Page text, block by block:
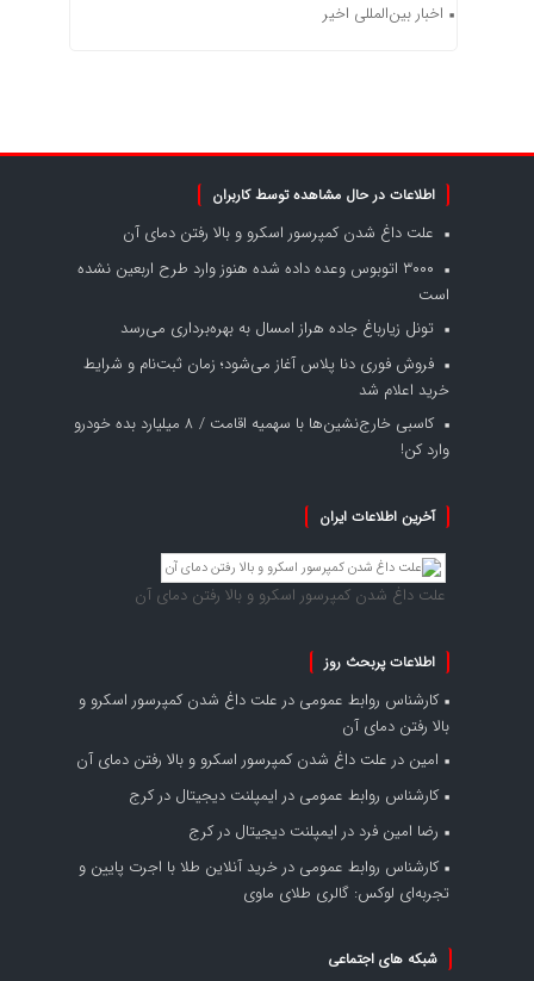
اخبار بین‌المللی اخیر
اطلاعات در حال مشاهده توسط کاربران
علت داغ شدن کمپرسور اسکرو و بالا رفتن دمای آن
۳۰۰۰ اتوبوس وعده داده شده هنوز وارد طرح اربعین نشده
است
تونل زیارباغ جاده هراز امسال به بهره‌برداری می‌رسد
فروش فوری دنا پلاس آغاز می‌شود؛ زمان ثبت‌نام و شرایط
خرید اعلام شد
کاسبی خارج‌نشین‌ها با سهمیه اقامت / ۸ میلیارد بده خودرو
وارد کن!
آخرین اطلاعات ایران
علت داغ شدن کمپرسور اسکرو و بالا رفتن دمای آن
اطلاعات پربحث روز
کارشناس روابط عمومی در علت داغ شدن کمپرسور اسکرو و
بالا رفتن دمای آن
امین در علت داغ شدن کمپرسور اسکرو و بالا رفتن دمای آن
کارشناس روابط عمومی در ایمپلنت دیجیتال در کرج
رضا امین فرد در ایمپلنت دیجیتال در کرج
کارشناس روابط عمومی در خرید آنلاین طلا با اجرت پایین و
تجربه‌ای لوکس: گالری طلای ماوی
شبکه های اجتماعی